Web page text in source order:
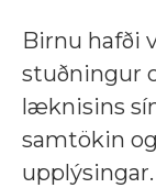
Birnu hafði
stuðningur
læknisins
samtökin